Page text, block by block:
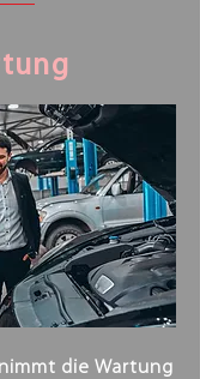
die Wartung